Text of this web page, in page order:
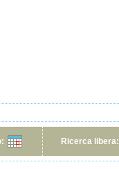
Ricerca libera: